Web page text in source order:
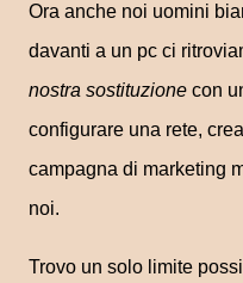
Ora anche noi uomini
davanti a un pc ci
nostra sostituzione con
configurare una rete,
campagna di marketing
noi.
Trovo un solo limite